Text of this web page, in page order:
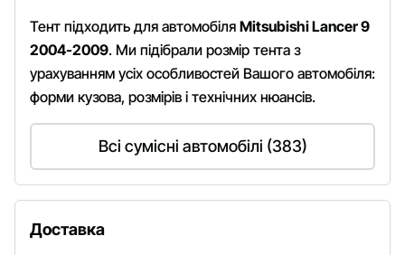
Тент підходить для автомобіля Mitsubishi Lancer 9
2004-2009. Ми підібрали розмір тента з
урахуванням усіх особливостей Вашого автомобіля:
форми кузова, розмірів і технічних нюансів.
Всі сумісні автомобілі (383)
Доставка